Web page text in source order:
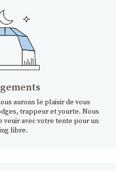
aurons le plaisir de vous
trappeur et yourte. Nous
venir avec votre tente pour un
libre.